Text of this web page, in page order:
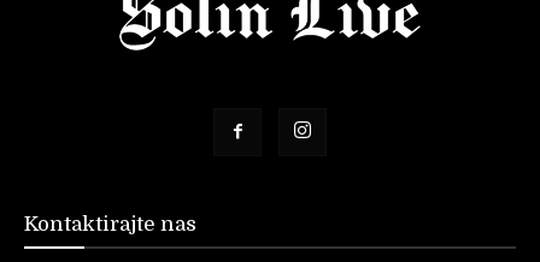
Kontaktirajte nas